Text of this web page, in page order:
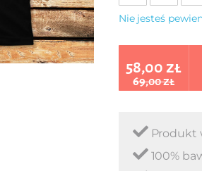
Nie jesteś
58,00 zł
69,00 zł
Produkt
100%